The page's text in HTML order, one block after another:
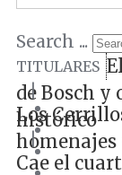
Search ...
TITULARES
de Bosch y
histórico
|
Los
homenajes
|
Cae el